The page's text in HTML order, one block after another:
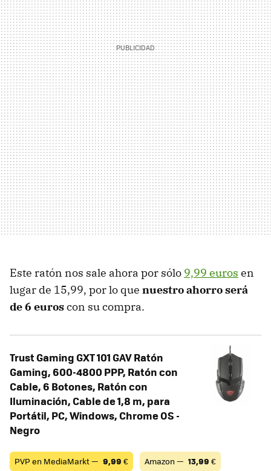
Este ratón nos sale ahora por sólo 9,99 euros en
lugar de 15,99, por lo que nuestro ahorro será
de 6 euroscon su compra.
Trust Gaming GXT 101 GAV Ratón
Gaming, 600-4800 PPP, Ratón con
Cable, 6 Botones, Ratón con
Iluminación, Cable de 1,8 m, para
Portátil, PC, Windows, Chrome OS -
Negro
PVP en MediaMarkt — 9,99 € Amazon — 13,99 €